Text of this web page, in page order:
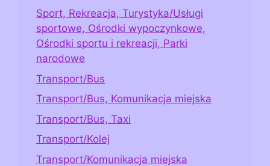
Sport, Rekreacja, Turystyka/Usługi
sportowe, Ośrodki wypoczynkowe,
Ośrodki sportu i rekreacji, Parki
narodowe
Transport/Bus
Transport/Bus, Komunikacja miejska
Transport/Bus, Taxi
Transport/Kolej
Transport/Komunikacja miejska